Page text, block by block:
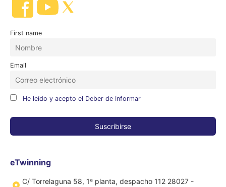
First name
Email
He leído y acepto el Deber de Informar
eTwinning
C/ Torrelaguna 58, 1ª planta, despacho 112 28027 -